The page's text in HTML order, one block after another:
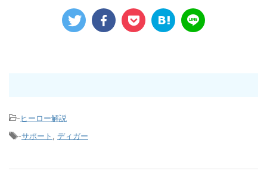
-ヒーロー解説
-サポート , ディガー